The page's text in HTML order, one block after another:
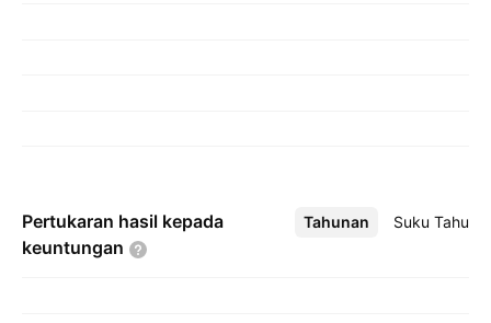
Pertukaran hasil kepada
keuntungan
Tahunan Suku
Lebih